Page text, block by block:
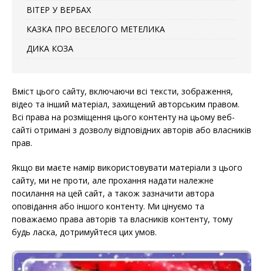
ВІТЕР У ВЕРБАХ
КАЗКА ПРО ВЕСЕЛОГО МЕТЕЛИКА
ДИКА КОЗА
Вміст цього сайту, включаючи всі тексти, зображення,
відео та інший матеріал, захищений авторським правом.
Всі права на розміщення цього контенту на цьому веб-
сайті отримані з дозволу відповідних авторів або власників
прав.
Якщо ви маєте намір використовувати матеріали з цього
сайту, ми не проти, але прохання надати належне
посилання на цей сайт, а також зазначити автора
оповідання або іншого контенту. Ми цінуємо та
поважаємо права авторів та власників контенту, тому
будь ласка, дотримуйтеся цих умов.